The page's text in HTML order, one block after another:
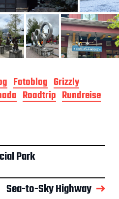
Fotoblog Grizzly
Roadtrip Rundreise
Park
Sea-to-Sky Highway